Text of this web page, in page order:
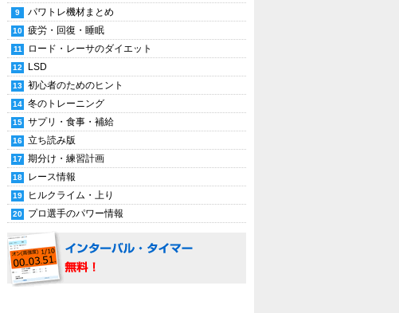
パワトレ機材まとめ
疲労・回復・睡眠
ロード・レーサのダイエット
LSD
初心者のためのヒント
冬のトレーニング
サプリ・食事・補給
立ち読み版
期分け・練習計画
レース情報
ヒルクライム・上り
プロ選手のパワー情報